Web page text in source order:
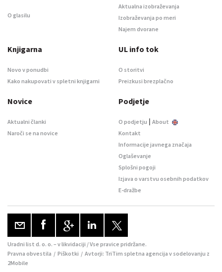
O glasilu
Aktualna izobraževanja
Izobraževanja po meri
Najem dvorane
Knjigarna
Novo v ponudbi
Kako nakupovati v spletni knjigarni
UL info tok
O storitvi
Preizkusi brezplačno
Novice
Aktualni članki
Naroči se na novice
Podjetje
O podjetju | About
Kontakt
Informacije javnega značaja
Oglaševanje
Splošni pogoji
Izjava o varstvu osebnih podatkov
E-dražbe
Uradni list d. o. o. – v likvidaciji / Vse pravice pridržane.
Pravna obvestila / Piškotki / Avtorji: TriTim spletna agencija v sodelovanju z
2Mobile